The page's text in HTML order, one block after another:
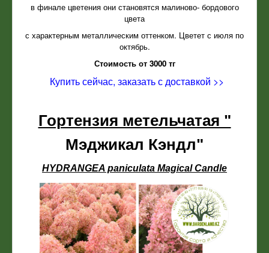
в финале цветения они становятся малиново- бордового
цвета
с характерным металлическим оттенком. Цветет с июля по
октябрь.
Стоимость от 3000 тг
Купить сейчас, заказать с доставкой >>
Гортензия метельчатая "
Мэджикал Кэндл"
HYDRANGEA paniculata Magical Candle